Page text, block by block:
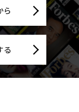
ら
る